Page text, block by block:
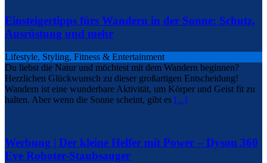
Einsteigertipps fürs Wandern in der Sonne: Schutz,
Ausrüstung und mehr
Lifestyle, Styling, Fitness & Entertainment
Du liebst die Natur und möchtest mit dem Wandern beginnen?
Herzlichen Glückwunsch zu dieser großartigen Entscheidung!
Wandern ist eine wunderbare Aktivität, um Körper und Geist fit zu
halten. Aber wenn die Sonne scheint, gibt es [...]
Werbung | Der kleine Helfer mit Power – Dyson 360
Eye Roboter-Staubsauger